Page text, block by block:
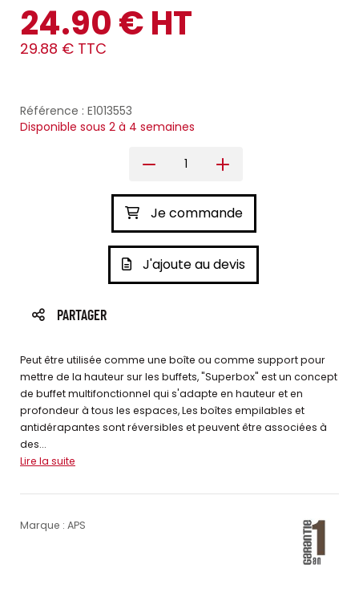
24.90 € HT
29.88 € TTC
Référence : E1013553
Disponible sous 2 à 4 semaines
Je commande
J'ajoute au devis
PARTAGER
Peut être utilisée comme une boîte ou comme support pour
mettre de la hauteur sur les buffets, "Superbox" est un concept
de buffet multifonctionnel qui s'adapte en hauteur et en
profondeur à tous les espaces, Les boîtes empilables et
antidérapantes sont réversibles et peuvent être associées à
des...
Lire la suite
Marque : APS